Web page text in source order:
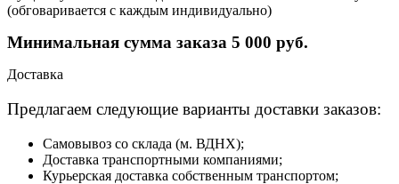
(обговаривается с каждым индивидуально)
Минимальная сумма заказа 5 000 руб.
Доставка
Предлагаем следующие варианты доставки заказов:
Самовывоз со склада (м. ВДНХ);
Доставка транспортными компаниями;
Курьерская доставка собственным транспортом;